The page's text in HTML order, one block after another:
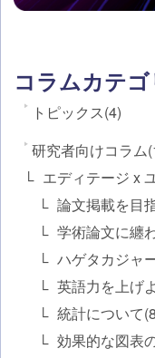
コラムカテゴ
トピックス(4)
研究者向けコラム
エディテージ x
論文掲載を目
学術論文に纏
ハゲタカジャ
英語力を上げ
統計について
効果的な図表